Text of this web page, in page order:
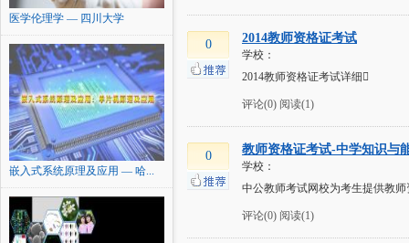
医学伦理学 — 四川大学
嵌入式系统原理及应用 — 哈...
0 2014教师资格证考试
学校：
2014教师资格证考试详细
评论(0) 阅读(1)
0 教师资格证考试-中学知识与
学校：
中公教师考试网校为考生提供教
评论(0) 阅读(1)